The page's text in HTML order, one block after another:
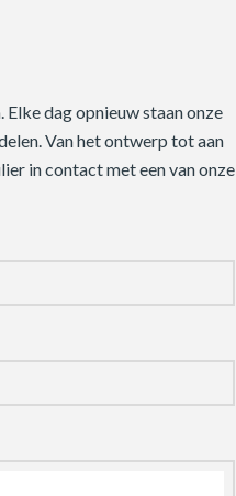
dag opnieuw staan onze
Van het ontwerp tot aan
in contact met een van onze